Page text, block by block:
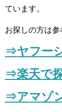
ています。
お探しの方は参
⇒ヤフー
⇒楽天で
⇒アマゾ